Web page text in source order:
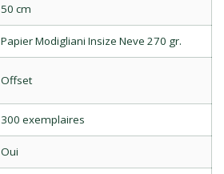
50 cm
Papier Modigliani Insize Neve 270 gr.
Offset
300 exemplaires
Oui